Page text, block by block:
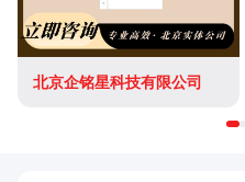
北京企铭星科技有限公司